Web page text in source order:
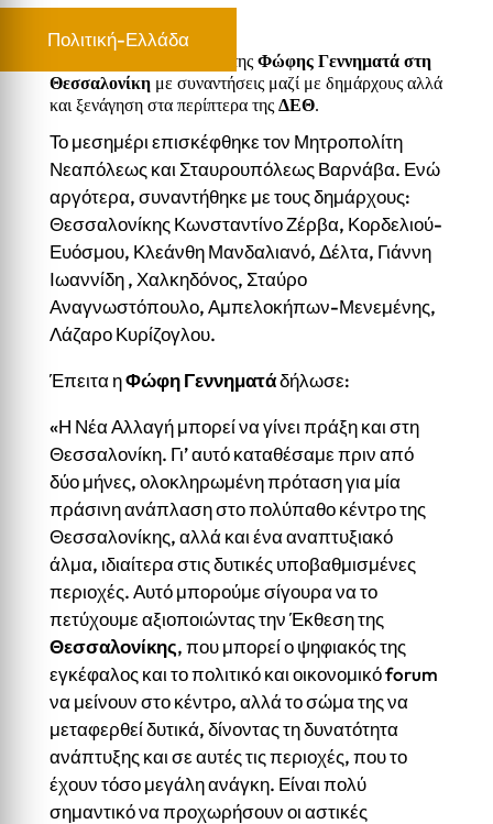
Πολιτική-Ελλάδα
Ολοκληρώθηκε το ταξίδι της Φώφης Γεννηματά στη
Θεσσαλονίκη με συναντήσεις μαζί με δημάρχους αλλά
και ξενάγηση στα περίπτερα της ΔΕΘ.
Το μεσημέρι επισκέφθηκε τον Μητροπολίτη
Νεαπόλεως και Σταυρουπόλεως Βαρνάβα. Ενώ
αργότερα, συναντήθηκε με τους δημάρχους:
Θεσσαλονίκης Κωνσταντίνο Ζέρβα, Κορδελιού-
Ευόσμου, Κλεάνθη Μανδαλιανό, Δέλτα, Γιάννη
Ιωαννίδη , Χαλκηδόνος, Σταύρο
Αναγνωστόπουλο, Αμπελοκήπων-Μενεμένης,
Λάζαρο Κυρίζογλου.
Έπειτα ηΦώφη Γεννηματάδήλωσε:
«Η Νέα Αλλαγή μπορεί να γίνει πράξη και στη
Θεσσαλονίκη. Γι’ αυτό καταθέσαμε πριν από
δύο μήνες, ολοκληρωμένη πρόταση για μία
πράσινη ανάπλαση στο πολύπαθο κέντρο της
Θεσσαλονίκης, αλλά και ένα αναπτυξιακό
άλμα, ιδιαίτερα στις δυτικές υποβαθμισμένες
περιοχές. Αυτό μπορούμε σίγουρα να το
πετύχουμε αξιοποιώντας την Έκθεση της
Θεσσαλονίκης, που μπορεί ο ψηφιακός της
εγκέφαλος και το πολιτικό και οικονομικό forum
να μείνουν στο κέντρο, αλλά το σώμα της να
μεταφερθεί δυτικά, δίνοντας τη δυνατότητα
ανάπτυξης και σε αυτές τις περιοχές, που το
έχουν τόσο μεγάλη ανάγκη. Είναι πολύ
σημαντικό να προχωρήσουν οι αστικές